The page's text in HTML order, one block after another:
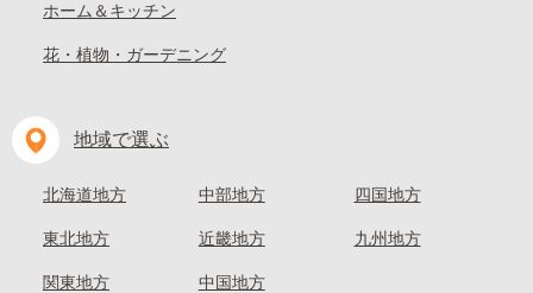
ホーム＆キッチン
花・植物・ガーデニング
地域で選ぶ
北海道地方
東北地方
関東地方
中部地方
近畿地方
中国地方
四国地方
九州地方